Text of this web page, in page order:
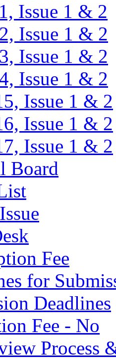
Issue 1 & 2
Issue 1 & 2
Issue 1 & 2
Issue 1 & 2
Issue 1 & 2
Issue 1 & 2
Issue 1 & 2
Board
Fee
for
Deadlines
Fee - No
Process